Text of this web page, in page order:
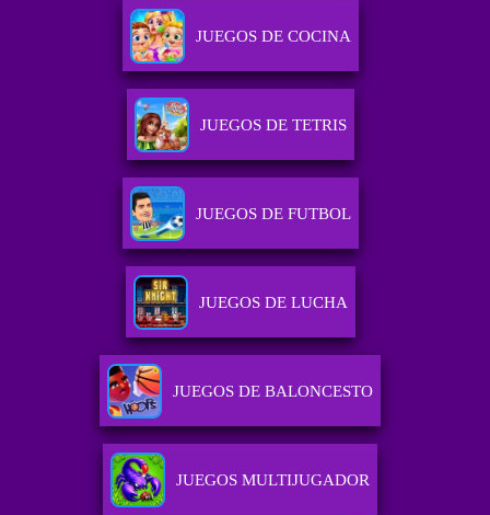
JUEGOS DE COCINA
JUEGOS DE TETRIS
JUEGOS DE FUTBOL
JUEGOS DE LUCHA
JUEGOS DE BALONCESTO
JUEGOS MULTIJUGADOR